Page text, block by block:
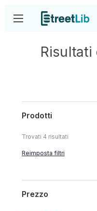
Risultati
Prodotti
Trovati 4 risultati
Reimposta filtri
Prezzo